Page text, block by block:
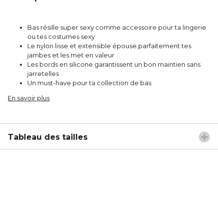
Bas résille super sexy comme accessoire pour ta lingerie
ou tes costumes sexy
Le nylon lisse et extensible épouse parfaitement tes
jambes et les met en valeur
Les bords en silicone garantissent un bon maintien sans
jarretelles
Un must-have pour ta collection de bas
En savoir plus
Tableau des tailles